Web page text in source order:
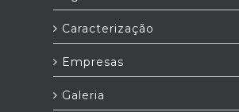
Caracterização
Empresas
Galeria